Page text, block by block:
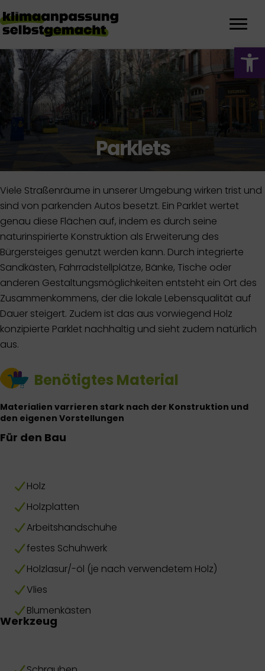
Parklets
Viele Straßenräume in unserer Umgebung wirken trist und
sind von parkenden Autos besetzt. Ein Parklet wertet
genau diese Flächen auf, indem es durch seine
naturinspirierte Konstruktion als Erweiterung des
Bürgersteiges genutzt werden kann. Durch integrierte
Sandkästen, Fahrradstellplätze, Bänke, Tische oder
anderen Gestaltungsmöglichkeiten entsteht ein Ort des
Zusammenkommens, der die lokale Lebensqualität auf
Dauer steigert. Zudem ist das aus vorwiegend Holz
konzipierte Parklet nachhaltig und sieht zudem natürlich
aus.
Benötigtes Material
Materialien varrieren stark nach der Konstruktion und
den eigenen Vorstellungen
Für den Bau
Holz
Holzplatten
Arbeitshandschuhe
festes Schuhwerk
Holzlasur/-öl (je nach verwendetem Holz)
Vlies
Blumenkästen
Werkzeug